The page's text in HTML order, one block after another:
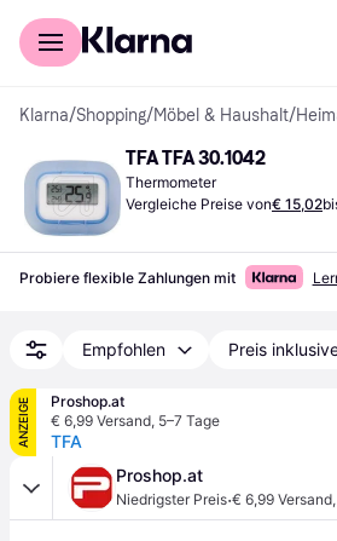
Für Shopper
Klarna/Shopping/Möbel & Haushalt/
TFA TFA 30.1042
Thermometer
Vergleiche Preise von€ 15,02
Probiere flexible Zahlungen mit
Empfohlen Preis
ANZEIGE
Proshop.at
€ 6,99 Versand, 5–7 Tage
TFA
Proshop.at
Niedrigster Preis·€ 6,99 Versand,